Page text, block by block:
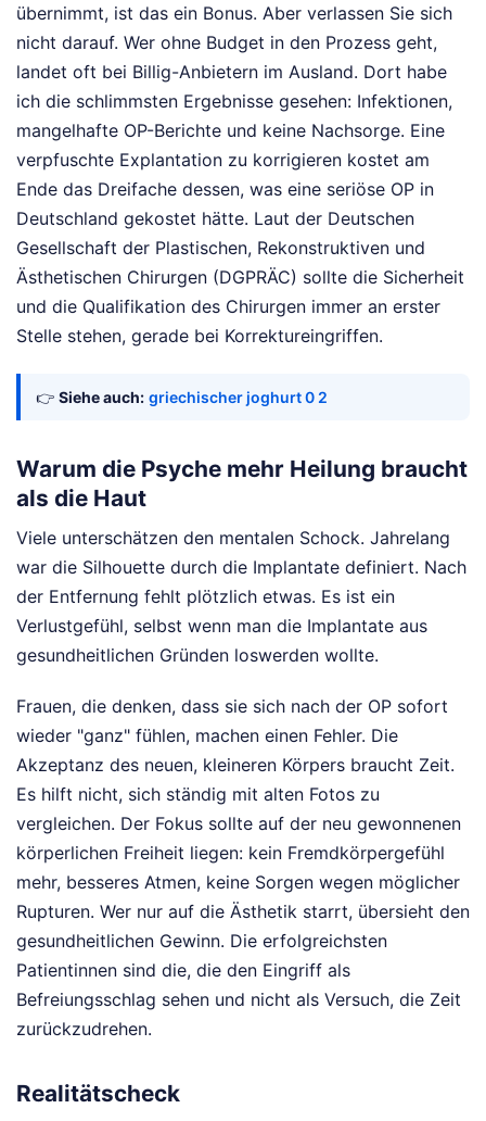
übernimmt, ist das ein Bonus. Aber verlassen Sie sich
nicht darauf. Wer ohne Budget in den Prozess geht,
landet oft bei Billig-Anbietern im Ausland. Dort habe
ich die schlimmsten Ergebnisse gesehen: Infektionen,
mangelhafte OP-Berichte und keine Nachsorge. Eine
verpfuschte Explantation zu korrigieren kostet am
Ende das Dreifache dessen, was eine seriöse OP in
Deutschland gekostet hätte. Laut der Deutschen
Gesellschaft der Plastischen, Rekonstruktiven und
Ästhetischen Chirurgen (DGPRÄC) sollte die Sicherheit
und die Qualifikation des Chirurgen immer an erster
Stelle stehen, gerade bei Korrektureingriffen.
👉 Siehe auch: griechischer joghurt 0 2
Warum die Psyche mehr Heilung braucht
als die Haut
Viele unterschätzen den mentalen Schock. Jahrelang
war die Silhouette durch die Implantate definiert. Nach
der Entfernung fehlt plötzlich etwas. Es ist ein
Verlustgefühl, selbst wenn man die Implantate aus
gesundheitlichen Gründen loswerden wollte.
Frauen, die denken, dass sie sich nach der OP sofort
wieder "ganz" fühlen, machen einen Fehler. Die
Akzeptanz des neuen, kleineren Körpers braucht Zeit.
Es hilft nicht, sich ständig mit alten Fotos zu
vergleichen. Der Fokus sollte auf der neu gewonnenen
körperlichen Freiheit liegen: kein Fremdkörpergefühl
mehr, besseres Atmen, keine Sorgen wegen möglicher
Rupturen. Wer nur auf die Ästhetik starrt, übersieht den
gesundheitlichen Gewinn. Die erfolgreichsten
Patientinnen sind die, die den Eingriff als
Befreiungsschlag sehen und nicht als Versuch, die Zeit
zurückzudrehen.
Realitätscheck